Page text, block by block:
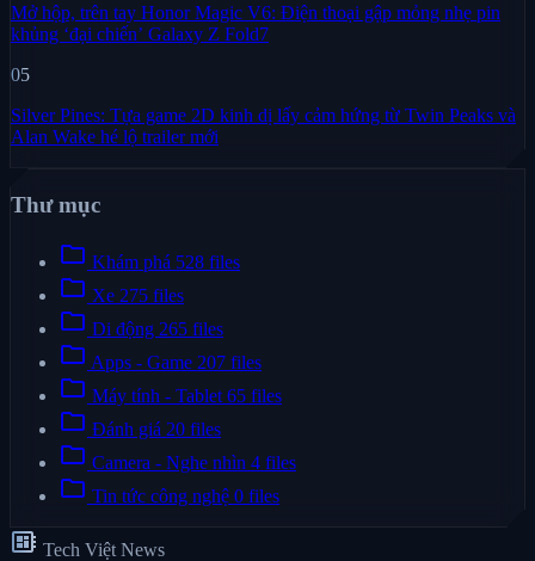
Mở hộp, trên tay Honor Magic V6: Điện thoại gập mỏng nhẹ pin
khủng ‘đại chiến’ Galaxy Z Fold7
05
Silver Pines: Tựa game 2D kinh dị lấy cảm hứng từ Twin Peaks và
Alan Wake hé lộ trailer mới
Thư mục
folder Khám phá 528 files
folder Xe 275 files
folder Di động 265 files
folder Apps - Game 207 files
folder Máy tính - Tablet 65 files
folder Đánh giá 20 files
folder Camera - Nghe nhìn 4 files
folder Tin tức công nghệ 0 files
developer_board Tech Việt News